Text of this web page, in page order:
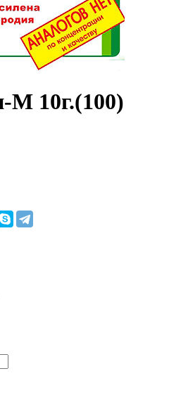
М 10г.(100)